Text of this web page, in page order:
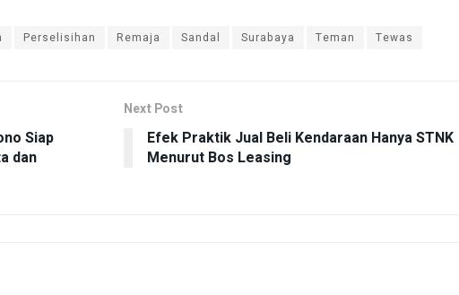
Perselisihan Remaja Sandal Surabaya Teman Tewas
Siap
dan
Next Post
Efek Praktik Jual Beli Kendaraan Hanya STNK
Menurut Bos Leasing